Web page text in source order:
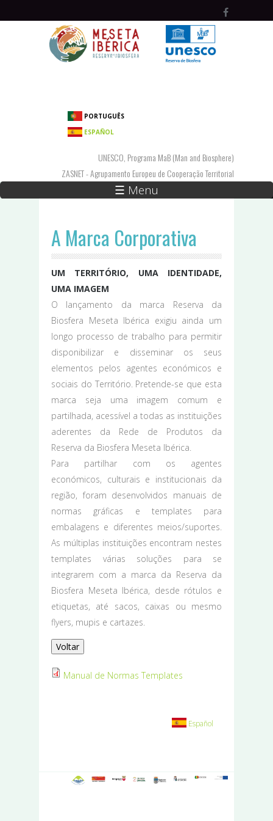
PORTUGUÊS
ESPAÑOL
UNESCO, Programa MaB (Man and Biosphere)
ZASNET - Agrupamento Europeu de Cooperação Territorial
☰ Menu
A Marca Corporativa
UM TERRITÓRIO, UMA IDENTIDADE,
UMA IMAGEM
O lançamento da marca Reserva da
Biosfera Meseta Ibérica exigiu ainda um
longo processo de trabalho para permitir
disponibilizar e disseminar os seus
elementos pelos agentes económicos e
sociais do Território. Pretende-se que esta
marca seja uma imagem comum e
partilhada, acessível a todas as instituições
aderentes da Rede de Produtos da
Reserva da Biosfera Meseta Ibérica.
Para partilhar com os agentes
económicos, culturais e institucionais da
região, foram desenvolvidos manuais de
normas gráficas e templates para
embalagens e diferentes meios/suportes.
As múltiplas instituições encontram nestes
templates várias soluções para se
integrarem com a marca da Reserva da
Biosfera Meseta Ibérica, desde rótulos e
etiquetas, até sacos, caixas ou mesmo
flyers, mupis e cartazes.
Voltar
Manual de Normas Templates
Español